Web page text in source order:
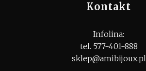
Kontakt
Infolina:
tel. 577-401-888
sklep@amibijoux.pl